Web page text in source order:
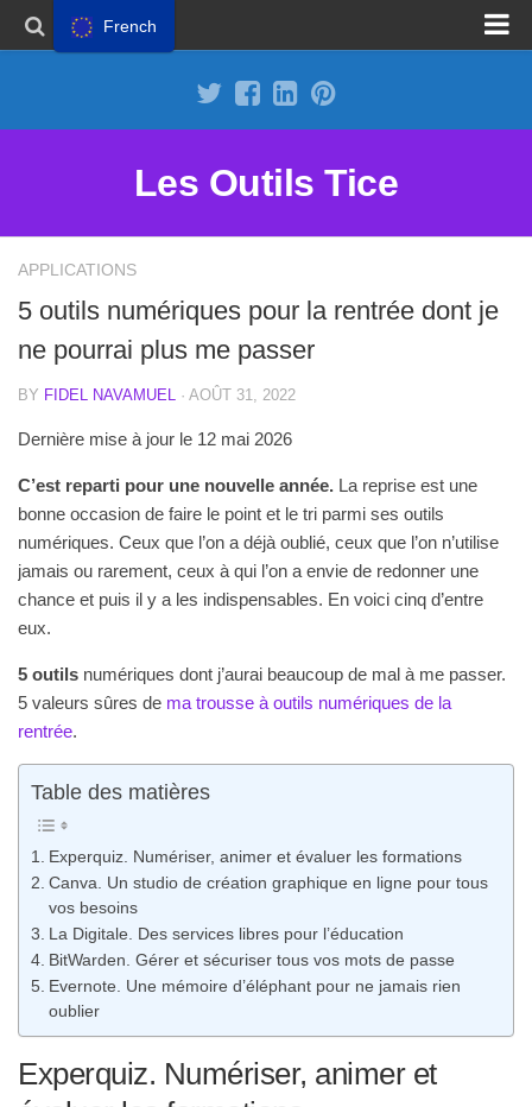
Les Outils Tice
APPLICATIONS
5 outils numériques pour la rentrée dont je
ne pourrai plus me passer
BY FIDEL NAVAMUEL · AOÛT 31, 2022
Dernière mise à jour le 12 mai 2026
C’est reparti pour une nouvelle année. La reprise est une
bonne occasion de faire le point et le tri parmi ses outils
numériques. Ceux que l’on a déjà oublié, ceux que l’on n’utilise
jamais ou rarement, ceux à qui l’on a envie de redonner une
chance et puis il y a les indispensables. En voici cinq d’entre
eux.
5 outils numériques dont j’aurai beaucoup de mal à me passer.
5 valeurs sûres de ma trousse à outils numériques de la
rentrée.
Table des matières
Experquiz. Numériser, animer et évaluer les formations
Canva. Un studio de création graphique en ligne pour tous
vos besoins
La Digitale. Des services libres pour l’éducation
BitWarden. Gérer et sécuriser tous vos mots de passe
Evernote. Une mémoire d’éléphant pour ne jamais rien
oublier
Experquiz. Numériser, animer et
French